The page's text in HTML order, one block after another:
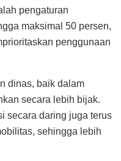
pengaturan
maksimal 50 persen,
penggunaan
dinas, baik dalam
secara lebih bijak.
secara daring juga terus
sehingga lebih